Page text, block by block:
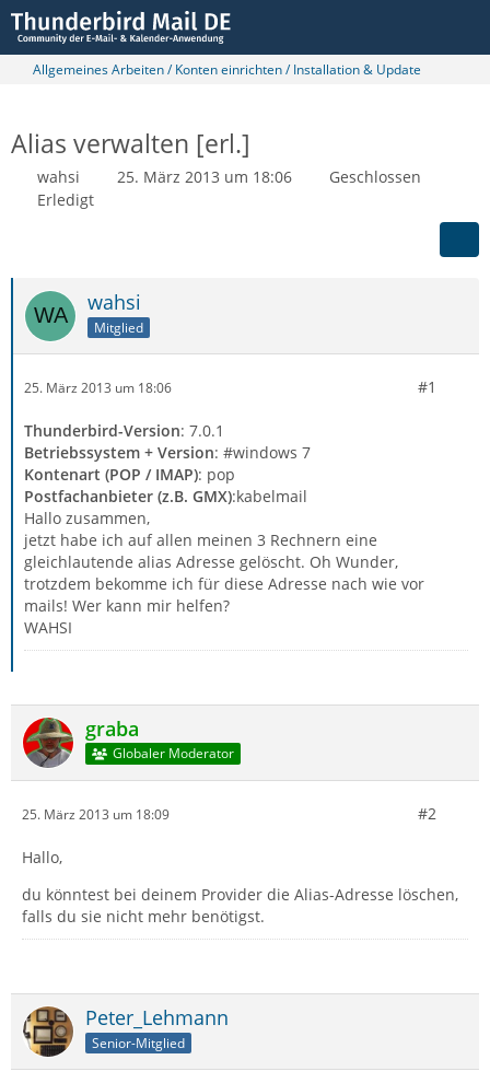
Allgemeines Arbeiten / Konten einrichten / Installation & Update
Alias verwalten [erl.]
wahsi 25. März 2013 um 18:06
Geschlossen
Erledigt
wahsi
Mitglied
25. März 2013 um 18:06 #1
Thunderbird-Version: 7.0.1
Betriebssystem + Version: #windows 7
Kontenart (POP / IMAP): pop
Postfachanbieter (z.B. GMX):kabelmail
Hallo zusammen,
jetzt habe ich auf allen meinen 3 Rechnern eine
gleichlautende alias Adresse gelöscht. Oh Wunder,
trotzdem bekomme ich für diese Adresse nach wie vor
mails! Wer kann mir helfen?
WAHSI
graba
Globaler Moderator
25. März 2013 um 18:09 #2
Hallo,
du könntest bei deinem Provider die Alias-Adresse löschen,
falls du sie nicht mehr benötigst.
Peter_Lehmann
Senior-Mitglied